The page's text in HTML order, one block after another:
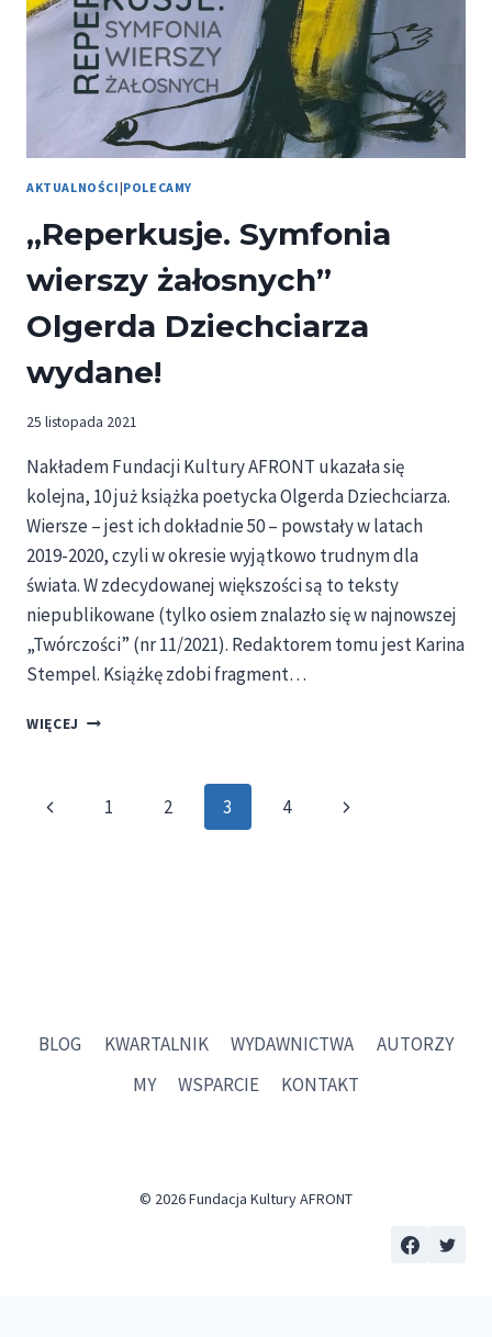
AKTUALNOŚCI |POLECAMY
„Reperkusje. Symfonia
wierszy żałosnych”
Olgerda Dziechciarza
wydane!
25 listopada 2021
Nakładem Fundacji Kultury AFRONT ukazała się
kolejna, 10 już książka poetycka Olgerda Dziechciarza.
Wiersze – jest ich dokładnie 50 – powstały w latach
2019-2020, czyli w okresie wyjątkowo trudnym dla
świata. W zdecydowanej większości są to teksty
niepublikowane (tylko osiem znalazło się w najnowszej
„Twórczości” (nr 11/2021). Redaktorem tomu jest Karina
Stempel. Książkę zdobi fragment…
WIĘCEJ „REPERKUSJE.
OLGERDA
Nawigacja
Poprzednia
1 2 3 4
Następna
BLOG KWARTALNIK WYDAWNICTWA
AUTORZY
MY
WSPARCIE KONTAKT
© 2026 Fundacja Kultury AFRONT